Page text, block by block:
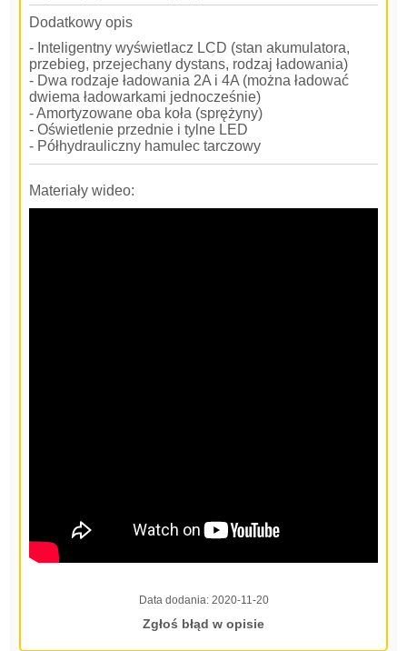
Dodatkowy opis
- Inteligentny wyświetlacz LCD (stan akumulatora,
przebieg, przejechany dystans, rodzaj ładowania)
- Dwa rodzaje ładowania 2A i 4A (można ładować
dwiema ładowarkami jednocześnie)
- Amortyzowane oba koła (sprężyny)
- Oświetlenie przednie i tylne LED
- Półhydrauliczny hamulec tarczowy
Materiały wideo:
Data dodania: 2020-11-20
Zgłoś błąd w opisie